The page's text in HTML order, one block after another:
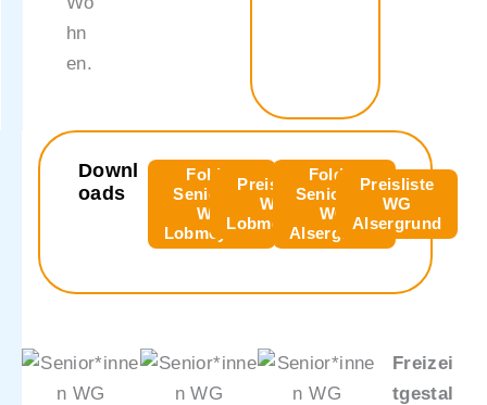
hn
en.
Downl
oads
Folder
Senioren-
WG
Lobmeyrhof
Preisliste
WG
Lobmeyrhof
Folder
Senioren-
WG
Alsergrund
Preisliste
WG
Alsergrund
Freizei
tgestal